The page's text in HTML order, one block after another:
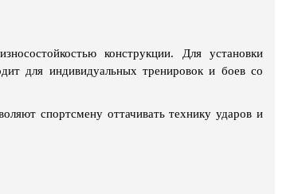
конструкции. Для установки
для индивидуальных тренировок и боев со
спортсмену оттачивать технику ударов и